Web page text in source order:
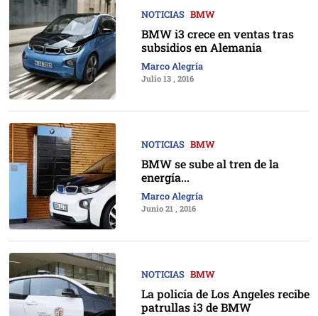
NOTICIAS BMW
BMW i3 crece en ventas tras
subsidios en Alemania
Marco Alegría
Julio 13 , 2016
NOTICIAS BMW
BMW se sube al tren de la
energía...
Marco Alegría
Junio 21 , 2016
NOTICIAS BMW
La policía de Los Angeles recibe
patrullas i3 de BMW